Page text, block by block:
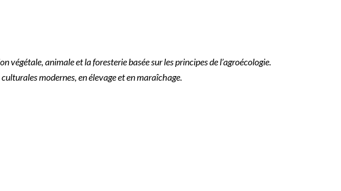
animale et la foresterie basée sur les principes de l’agroécologie.
modernes, en élevage et en maraîchage.